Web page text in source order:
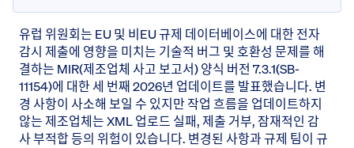
유럽 위원회는 EU 및 비EU 규제 데이터베이스에 대한 전자
감시 제출에 영향을 미치는 기술적 버그 및 호환성 문제를 해
결하는 MIR(제조업체 사고 보고서) 양식 버전 7.3.1(SB-
11154)에 대한 세 번째 2026년 업데이트를 발표했습니다. 변
경 사항이 사소해 보일 수 있지만 작업 흐름을 업데이트하지
않는 제조업체는 XML 업로드 실패, 제출 거부, 잠재적인 감
사 부적합 등의 위험이 있습니다. 변경된 사항과 규제 팀이 규